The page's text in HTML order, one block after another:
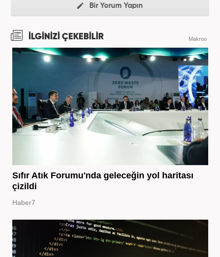
Bir Yorum Yapın
İLGİNİZİ ÇEKEBİLİR Makroo
Sıfır Atık Forumu'nda geleceğin yol haritası
çizildi
Haber7